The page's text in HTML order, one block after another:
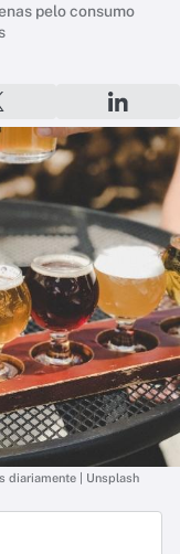
pelo consumo
diariamente | Unsplash